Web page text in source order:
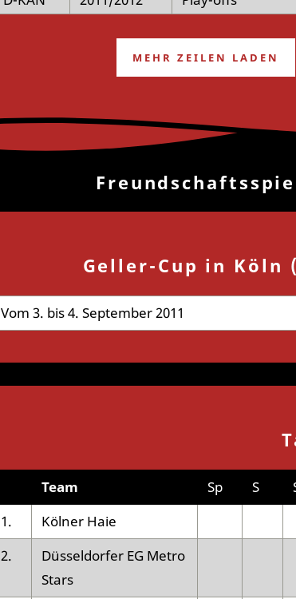
MEHR ZEILEN LADEN
Geller-Cup in Köln
Vom 3. bis 4. September 2011
Team Sp S
1.
Kölner Haie
2.
Düsseldorfer EG Metro
Stars